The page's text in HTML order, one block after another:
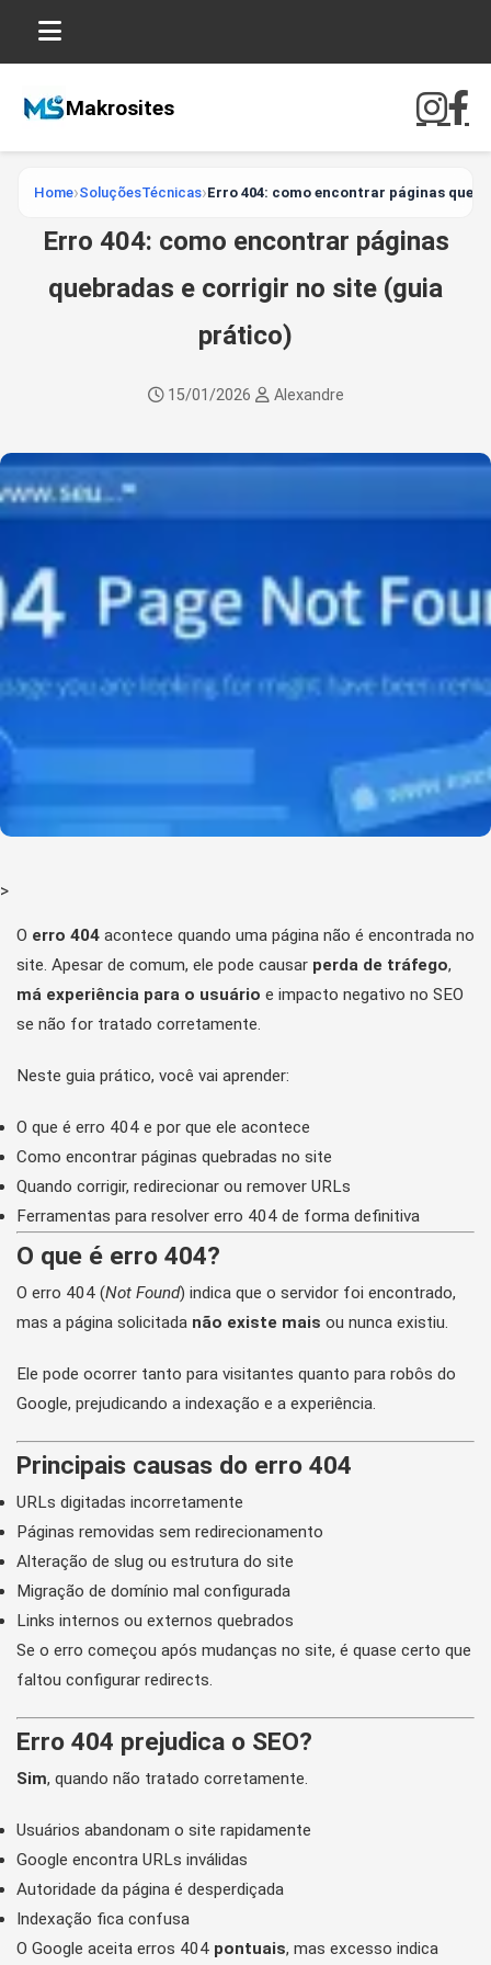
Makrosites
Home SoluçõesTécnicas Erro 404: como encontrar páginas
Erro 404: como encontrar páginas
quebradas e corrigir no site (guia
prático)
15/01/2026 Alexandre
>
O erro 404 acontece quando uma página não é encontrada no
site. Apesar de comum, ele pode causar perda de tráfego,
má experiência para o usuário e impacto negativo no SEO
se não for tratado corretamente.
Neste guia prático, você vai aprender:
O que é erro 404 e por que ele acontece
Como encontrar páginas quebradas no site
Quando corrigir, redirecionar ou remover URLs
Ferramentas para resolver erro 404 de forma definitiva
O que é erro 404?
O erro 404 (Not Found) indica que o servidor foi encontrado,
mas a página solicitada não existe mais ou nunca existiu.
Ele pode ocorrer tanto para visitantes quanto para robôs do
Google, prejudicando a indexação e a experiência.
Principais causas do erro 404
URLs digitadas incorretamente
Páginas removidas sem redirecionamento
Alteração de slug ou estrutura do site
Migração de domínio mal configurada
Links internos ou externos quebrados
Se o erro começou após mudanças no site, é quase certo que
faltou configurar redirects.
Erro 404 prejudica o SEO?
Sim, quando não tratado corretamente.
Usuários abandonam o site rapidamente
Google encontra URLs inválidas
Autoridade da página é desperdiçada
Indexação fica confusa
O Google aceita erros 404 pontuais, mas excesso indica